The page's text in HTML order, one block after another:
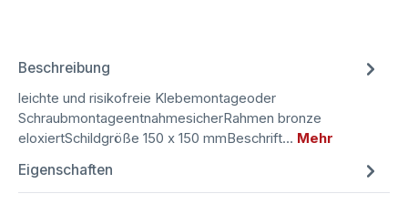
Beschreibung
leichte und risikofreie Klebemontageoder
SchraubmontageentnahmesicherRahmen bronze
eloxiertSchildgröße 150 x 150 mmBeschrift… Mehr
Eigenschaften